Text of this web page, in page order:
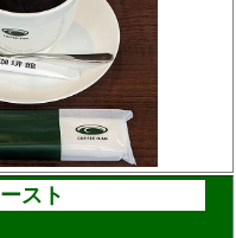
スト